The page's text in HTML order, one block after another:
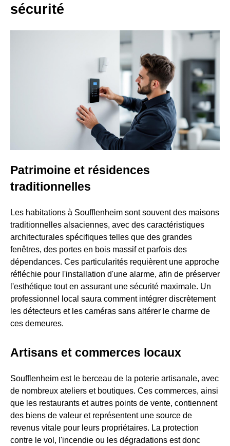
sécurité
Patrimoine et résidences
traditionnelles
Les habitations à Soufflenheim sont souvent des maisons
traditionnelles alsaciennes, avec des caractéristiques
architecturales spécifiques telles que des grandes
fenêtres, des portes en bois massif et parfois des
dépendances. Ces particularités requièrent une approche
réfléchie pour l'installation d'une alarme, afin de préserver
l'esthétique tout en assurant une sécurité maximale. Un
professionnel local saura comment intégrer discrètement
les détecteurs et les caméras sans altérer le charme de
ces demeures.
Artisans et commerces locaux
Soufflenheim est le berceau de la poterie artisanale, avec
de nombreux ateliers et boutiques. Ces commerces, ainsi
que les restaurants et autres points de vente, contiennent
des biens de valeur et représentent une source de
revenus vitale pour leurs propriétaires. La protection
contre le vol, l'incendie ou les dégradations est donc